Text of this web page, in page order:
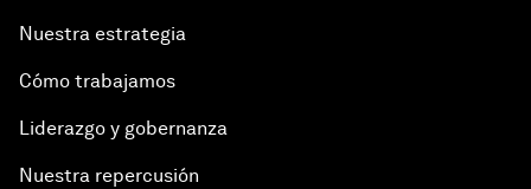
Nuestra estrategia
Cómo trabajamos
Liderazgo y gobernanza
Nuestra repercusión